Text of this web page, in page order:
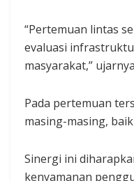
“Pertemuan lintas
evaluasi
masyarakat,”
Pada pertemuan
masing-masing,
Sinergi ini
kenyamanan